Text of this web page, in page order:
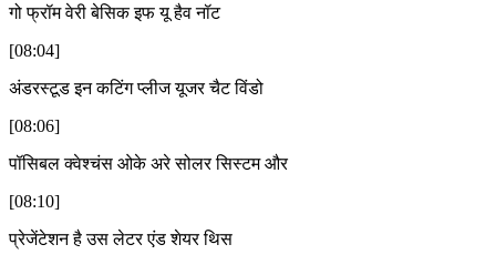
गो फ्रॉम वेरी बेसिक इफ यू हैव नॉट
[08:04]
अंडरस्टूड इन कटिंग प्लीज यूजर चैट विंडो
[08:06]
पॉसिबल क्वेश्चंस ओके अरे सोलर सिस्टम और
[08:10]
प्रेजेंटेशन है उस लेटर एंड शेयर थिस